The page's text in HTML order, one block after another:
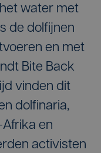
water met
de dolfijnen
en met
Bite Back
vinden dit
dolfinaria,
en
activisten